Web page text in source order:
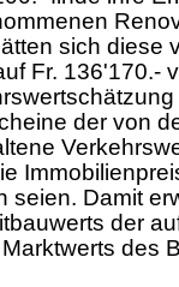
sich diese
Fr.
der von
seien. Damit
der
des